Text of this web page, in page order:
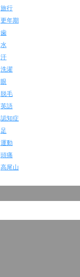
旅行
更年期
歯
水
汗
洗濯
眼
脱毛
英語
認知症
足
運動
頭痛
高尾山